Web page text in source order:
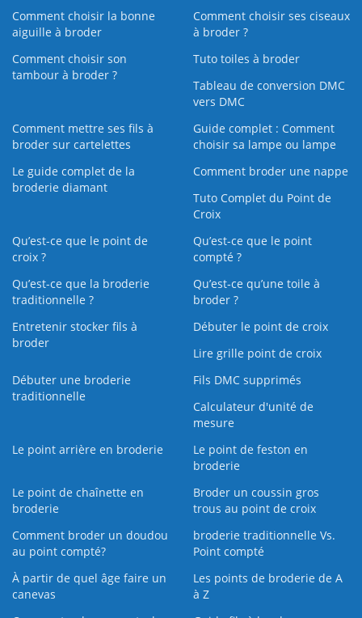
Comment choisir la bonne
aiguille à broder
Comment choisir ses ciseaux
à broder ?
Comment choisir son
tambour à broder ?
Tuto toiles à broder
Tableau de conversion DMC
vers DMC
Comment mettre ses fils à
broder sur cartelettes
Guide complet : Comment
choisir sa lampe ou lampe
Le guide complet de la
broderie diamant
Comment broder une nappe
Tuto Complet du Point de
Croix
Qu’est-ce que le point de
croix ?
Qu’est-ce que le point
compté ?
Qu’est-ce que la broderie
traditionnelle ?
Qu’est‑ce qu’une toile à
broder ?
Entretenir stocker fils à
broder
Débuter le point de croix
Lire grille point de croix
Débuter une broderie
traditionnelle
Fils DMC supprimés
Calculateur d'unité de
mesure
Le point arrière en broderie
Le point de feston en
broderie
Le point de chaînette en
broderie
Broder un coussin gros
trous au point de croix
Comment broder un doudou
au point compté?
broderie traditionnelle Vs.
Point compté
À partir de quel âge faire un
canevas
Les points de broderie de A
à Z